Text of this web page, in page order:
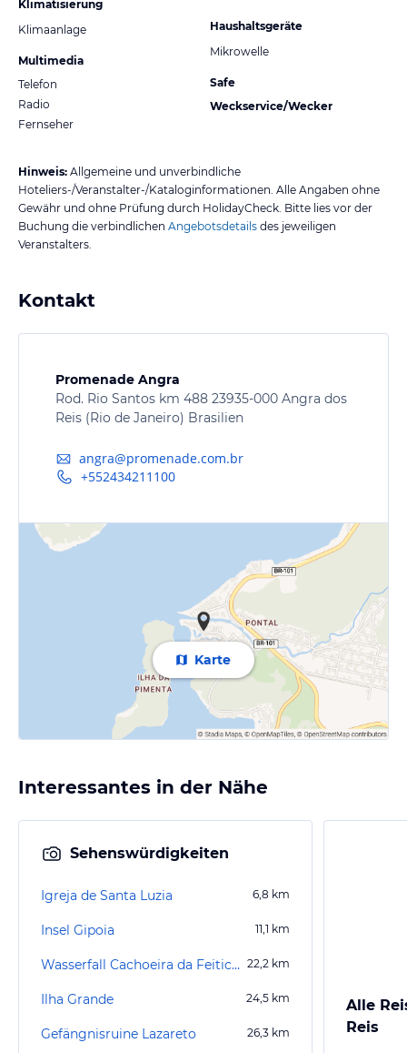
Klimatisierung
Klimaanlage
Multimedia
Telefon
Radio
Fernseher
Haushaltsgeräte
Mikrowelle
Safe
Weckservice/Wecker
Hinweis: Allgemeine und unverbindliche
Hoteliers-/Veranstalter-/Kataloginformationen. Alle Angaben ohne
Gewähr und ohne Prüfung durch HolidayCheck. Bitte lies vor der
Buchung die verbindlichen Angebotsdetails des jeweiligen
Veranstalters.
Kontakt
Promenade Angra
Rod. Rio Santos km 488 23935-000 Angra dos
Reis (Rio de Janeiro) Brasilien
angra@promenade.com.br
+552434211100
Karte
Interessantes in der Nähe
Sehenswürdigkeiten
Igreja de Santa Luzia 6,8 km
Insel Gipoia 11,1 km
Wasserfall Cachoeira da Feiticeira 22,2 km
Ilha Grande 24,5 km
Gefängnisruine Lazareto 26,3 km
Alle
Reis